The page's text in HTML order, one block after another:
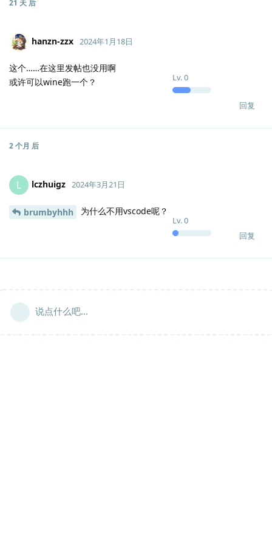
21 天 后
hanzn-zzx
Lv.0
2024年1月18日
这个……在这里发帖也没用啊
或许可以wine跑一个？
回复
2 个月 后
L lczhuigz
Lv.0
2024年3月21日
brumbyhhh 为什么不用vscode呢？
回复
说点什么吧...